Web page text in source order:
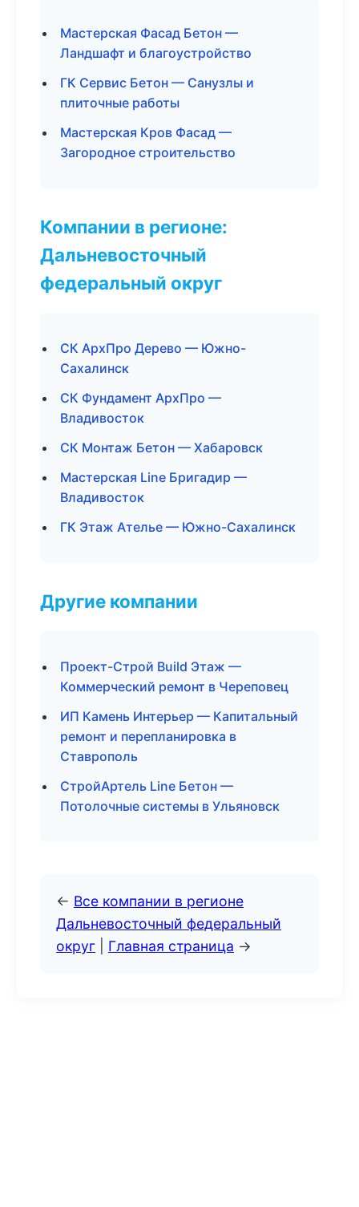
Мастерская Фасад Бетон —
Ландшафт и благоустройство
ГК Сервис Бетон — Санузлы и
плиточные работы
Мастерская Кров Фасад —
Загородное строительство
Компании в регионе:
Дальневосточный
федеральный округ
СК АрхПро Дерево — Южно-
Сахалинск
СК Фундамент АрхПро —
Владивосток
СК Монтаж Бетон — Хабаровск
Мастерская Line Бригадир —
Владивосток
ГК Этаж Ателье — Южно-Сахалинск
Другие компании
Проект-Строй Build Этаж —
Коммерческий ремонт в Череповец
ИП Камень Интерьер — Капитальный
ремонт и перепланировка в
Ставрополь
СтройАртель Line Бетон —
Потолочные системы в Ульяновск
← Все компании в регионе
Дальневосточный федеральный
округ
Главная страница →